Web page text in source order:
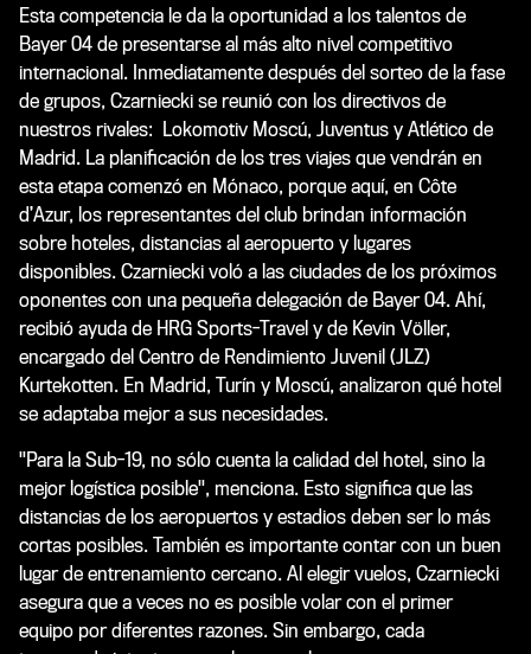
Esta competencia le da la oportunidad a los talentos de
Bayer 04 de presentarse al más alto nivel competitivo
internacional. Inmediatamente después del sorteo de la fase
de grupos, Czarniecki se reunió con los directivos de
nuestros rivales: Lokomotiv Moscú, Juventus y Atlético de
Madrid. La planificación de los tres viajes que vendrán en
esta etapa comenzó en Mónaco, porque aquí, en Côte
d’Azur, los representantes del club brindan información
sobre hoteles, distancias al aeropuerto y lugares
disponibles. Czarniecki voló a las ciudades de los próximos
oponentes con una pequeña delegación de Bayer 04. Ahí,
recibió ayuda de HRG Sports-Travel y de Kevin Völler,
encargado del Centro de Rendimiento Juvenil (JLZ)
Kurtekotten. En Madrid, Turín y Moscú, analizaron qué hotel
se adaptaba mejor a sus necesidades.
"Para la Sub-19, no sólo cuenta la calidad del hotel, sino la
mejor logística posible", menciona. Esto significa que las
distancias de los aeropuertos y estadios deben ser lo más
cortas posibles. También es importante contar con un buen
lugar de entrenamiento cercano. Al elegir vuelos, Czarniecki
asegura que a veces no es posible volar con el primer
equipo por diferentes razones. Sin embargo, cada